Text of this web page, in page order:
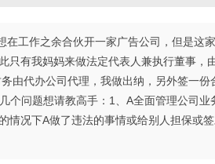
工作之余合伙开一家广告公司，但是这
只有我妈妈来做法定代表人兼执行董事，
由代办公司代理，我做出纳，另外签一份
个问题想请教高手：1、A全面管理公司
况下A做了违法的事情或给别人担保或签